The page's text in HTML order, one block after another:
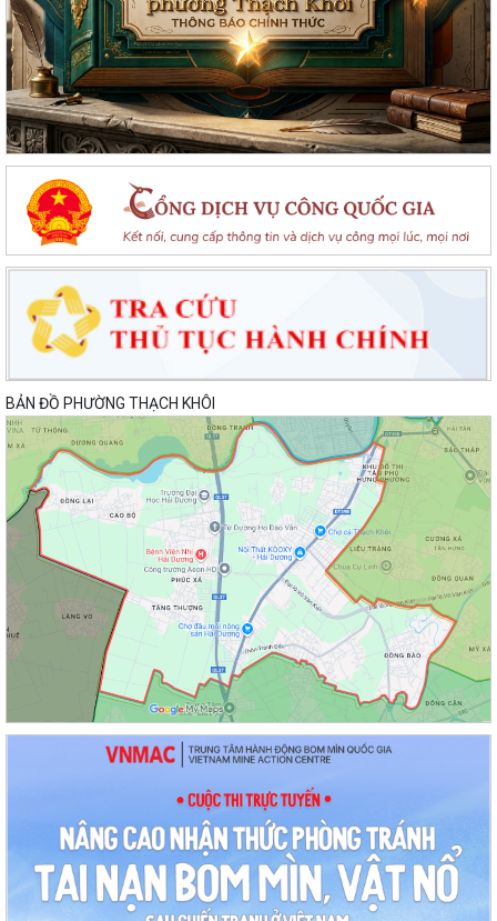
BẢN ĐỒ PHƯỜNG THẠCH KHÔI
Hội nghị Ban Thường vụ Đảng ủy phường lần thứ 35
Sôi nổi ngày hội hiến máu "Thạch Khôi - ngàn trái tim hồng" năm 2026
UBND phường tổ chức phiên họp tháng 8/2026 (lần 1).
Kế hoạch tổ chức Hội nghị tuyên truyền, phổ biến triển khai Luật sửa
đổi, bổ sung một số điều của...
Công tác tháng 8/2026 của Ủy ban nhân dân phường Thạch Khôi
Đồng chí Đặng Xuân Thưởng - Uỷ viên Thành uỷ, Phó Trưởng ban
thường trực Ban Nội chính Thành uỷ dự...
Nuôi con bằng sữa mẹ cho một “Khởi đầu bền vững - Phát huy những
thực hành tốt sẵn có”
Về việc thay đổi địa danh trên bảng hiệu tại các Nhà Văn hoá và tăng